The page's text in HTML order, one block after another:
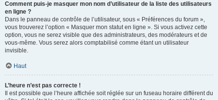
Comment puis-je masquer mon nom d’utilisateur de la liste des utilisateurs
en ligne ?
Dans le panneau de contrôle de l’utilisateur, sous « Préférences du forum »,
vous trouverez l’option « Masquer mon statut en ligne ». Si vous activez cette
option, vous ne serez visible que des administrateurs, des modérateurs et de
vous-même. Vous serez alors comptabilisé comme étant un utilisateur
invisible.
Haut
L’heure n’est pas correcte !
Il est possible que l’heure affichée soit réglée sur un fuseau horaire différent du